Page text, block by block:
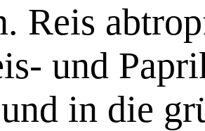
Reis
und
in die